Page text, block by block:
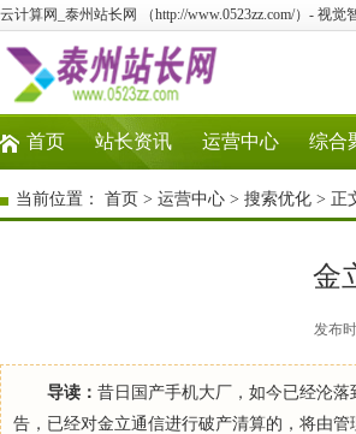
云计算网_泰州站长网 （http://www.0523zz.com/）- 视
首页 站长资讯 运营中心 综合
当前位置： 首页 > 运营中心 > 搜索优化 > 正
金
发布
导读： 昔日国产手机大厂，如今已经沦
告，已经对金立通信进行破产清算的，将由管